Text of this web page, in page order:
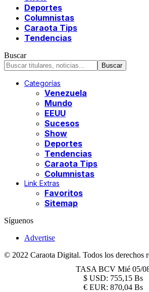
Deportes
Columnistas
Caraota Tips
Tendencias
Buscar
Categorías
Venezuela
Mundo
EEUU
Sucesos
Show
Deportes
Tendencias
Caraota Tips
Columnistas
Link Extras
Favoritos
Sitemap
Síguenos
Advertise
© 2022 Caraota Digital. Todos los derechos
TASA BCV Mié 05/
$ USD: 755,15 Bs
€ EUR: 870,04 Bs